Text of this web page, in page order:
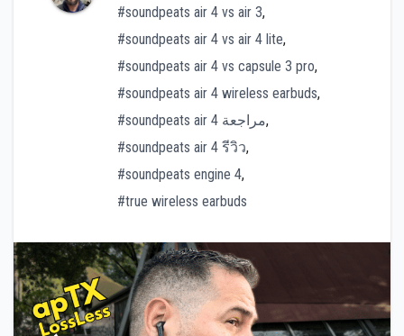
#soundpeats air 4 vs air 3,
#soundpeats air 4 vs air 4 lite,
#soundpeats air 4 vs capsule 3 pro,
#soundpeats air 4 wireless earbuds,
#soundpeats air 4 مراجعة,
#soundpeats air 4 รีวิว,
#soundpeats engine 4,
#true wireless earbuds